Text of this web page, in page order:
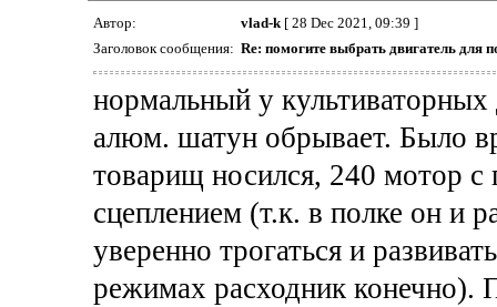
Автор: vlad-k[ 28 Dec 2021, 09:39 ]
Заголовок сообщения: Re: помогите выбрать двигатель для
нормальный у культиваторных
алюм. шатун обрывает. Было
товарищ носился, 240 мотор
сцеплением (т.к. в полке он и
уверенно трогаться и
режимах расходник конечно).